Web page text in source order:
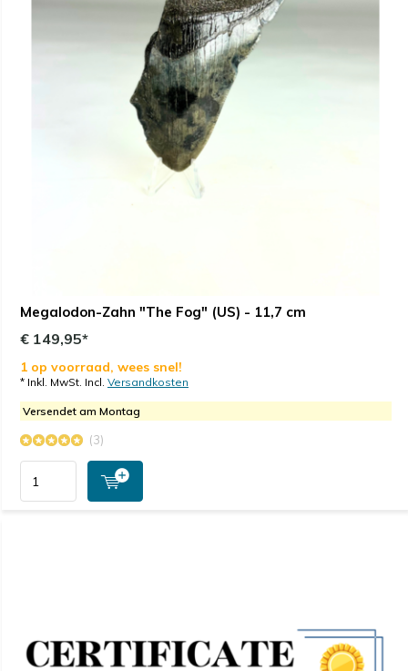
Megalodon-Zahn "The Fog" (US) - 11,7 cm
€ 149,95*
1 op voorraad, wees snel!
* Inkl. MwSt. Incl. Versandkosten
Versendet am Montag
(3)